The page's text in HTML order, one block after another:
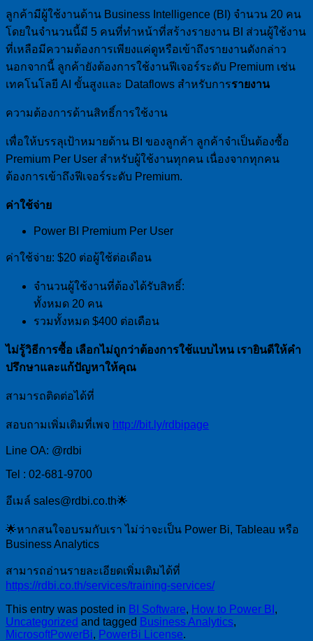
ลูกค้ามีผู้ใช้งานด้าน Business Intelligence (BI) จำนวน 20 คน
โดยในจำนวนนี้มี 5 คนที่ทำหน้าที่สร้างรายงาน BI ส่วนผู้ใช้งาน
ที่เหลือมีความต้องการเพียงแค่ดูหรือเข้าถึงรายงานดังกล่าว
นอกจากนี้ ลูกค้ายังต้องการใช้งานฟีเจอร์ระดับ Premium เช่น
เทคโนโลยี AI ขั้นสูงและ Dataflows สำหรับการรายงาน
ความต้องการด้านสิทธิ์การใช้งาน
เพื่อให้บรรลุเป้าหมายด้าน BI ของลูกค้า ลูกค้าจำเป็นต้องซื้อ
Premium Per User สำหรับผู้ใช้งานทุกคน เนื่องจากทุกคน
ต้องการเข้าถึงฟีเจอร์ระดับ Premium.
ค่าใช้จ่าย
Power BI Premium Per User
ค่าใช้จ่าย: $20 ต่อผู้ใช้ต่อเดือน
จำนวนผู้ใช้งานที่ต้องได้รับสิทธิ์:
ทั้งหมด 20 คน
รวมทั้งหมด $400 ต่อเดือน
ไม่รู้วิธีการซื้อ เลือกไม่ถูกว่าต้องการใช้แบบไหน เรายินดีให้คำ
ปรึกษาและแก้ปัญหาให้คุณ
สามารถติดต่อได้ที่
สอบถามเพิ่มเติมที่เพจ http://bit.ly/rdbipage
Line OA: @rdbi
Tel : 02-681-9700
อีเมล์ sales@rdbi.co.th🌟
🌟หากสนใจอบรมกับเรา ไม่ว่าจะเป็น Power Bi, Tableau หรือ
Business Analytics
สามารถอ่านรายละเอียดเพิ่มเติมได้ที่
https://rdbi.co.th/services/training-services/
This entry was posted in BI Software, How to Power BI ,
Uncategorized and tagged Business Analytics,
MicrosoftPowerBi, PowerBi License.